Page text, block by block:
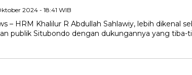
2024 - 18:41 WIB
– HRM Khalilur R Abdullah Sahlawiy, lebih dikenal
publik Situbondo dengan dukungannya yang tiba-